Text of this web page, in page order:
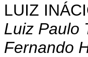
LUIZ
Luiz Paulo
Fernando